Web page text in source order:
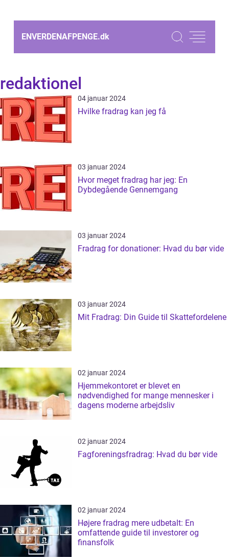
ENVERDENAFPENGE.dk
redaktionel
04 januar 2024
Hvilke fradrag kan jeg få
03 januar 2024
Hvor meget fradrag har jeg: En
Dybdegående Gennemgang
03 januar 2024
Fradrag for donationer: Hvad du bør vide
03 januar 2024
Mit Fradrag: Din Guide til Skattefordelene
02 januar 2024
Hjemmekontoret er blevet en
nødvendighed for mange mennesker i
dagens moderne arbejdsliv
02 januar 2024
Fagforeningsfradrag: Hvad du bør vide
02 januar 2024
Højere fradrag mere udbetalt: En
omfattende guide til investorer og
finansfolk